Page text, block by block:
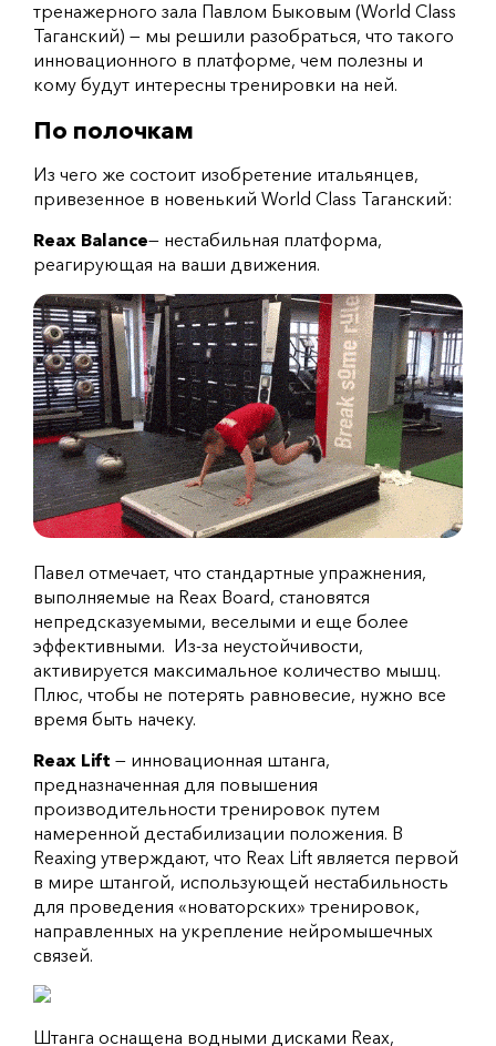
тренажерного зала Павлом Быковым (World Class
Таганский) — мы решили разобраться, что такого
инновационного в платформе, чем полезны и
кому будут интересны тренировки на ней.
По полочкам
Из чего же состоит изобретение итальянцев,
привезенное в новенький World Class Таганский:
Reax Balance— нестабильная платформа,
реагирующая на ваши движения.
Павел отмечает, что стандартные упражнения,
выполняемые на Reax Board, становятся
непредсказуемыми, веселыми и еще более
эффективными. Из-за неустойчивости,
активируется максимальное количество мышц.
Плюс, чтобы не потерять равновесие, нужно все
время быть начеку.
Reax Lift — инновационная штанга,
предназначенная для повышения
производительности тренировок путем
намеренной дестабилизации положения. В
Reaxing утверждают, что Reax Lift является первой
в мире штангой, использующей нестабильность
для проведения «новаторских» тренировок,
направленных на укрепление нейромышечных
связей.
Штанга оснащена водными дисками Reax,